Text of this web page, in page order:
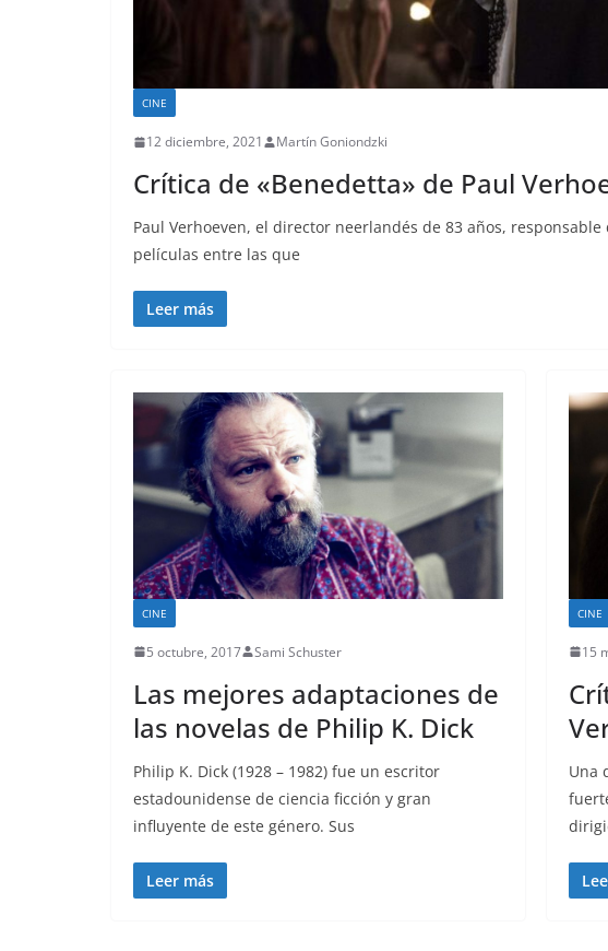
CINE
12 diciembre, 2021 Martín Goniondzki
Crítica de «Benedetta» de Paul
Paul Verhoeven, el director neerlandés de 83 años,
películas entre las que
Leer más
CINE
5 octubre, 2017 Sami Schuster
Las mejores adaptaciones de
las novelas de Philip K. Dick
Philip K. Dick (1928 – 1982) fue un escritor
estadounidense de ciencia ficción y gran
influyente de este género. Sus
Leer más
CINE
15
Una